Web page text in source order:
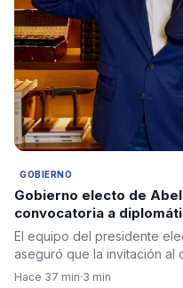
GOBIERNO
Gobierno electo de
convocatoria a
criterios políticos
El equipo del presidente
aseguró que la invitación al
Hace 37 min·3 min